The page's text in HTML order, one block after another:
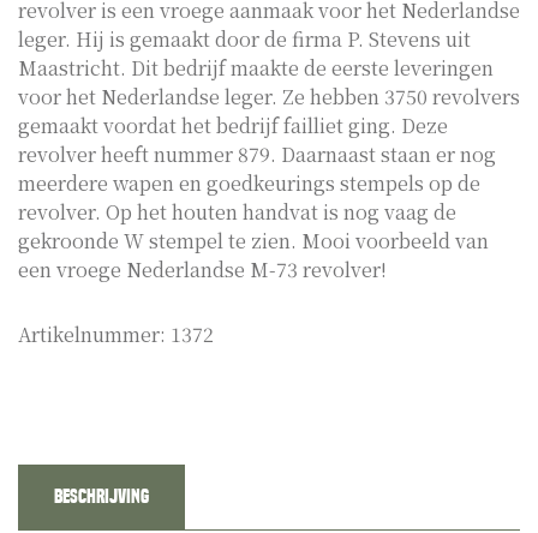
revolver is een vroege aanmaak voor het Nederlandse
leger. Hij is gemaakt door de firma P. Stevens uit
Maastricht. Dit bedrijf maakte de eerste leveringen
voor het Nederlandse leger. Ze hebben 3750 revolvers
gemaakt voordat het bedrijf failliet ging. Deze
revolver heeft nummer 879. Daarnaast staan er nog
meerdere wapen en goedkeurings stempels op de
revolver. Op het houten handvat is nog vaag de
gekroonde W stempel te zien. Mooi voorbeeld van
een vroege Nederlandse M-73 revolver!
Artikelnummer: 1372
Beschrijving